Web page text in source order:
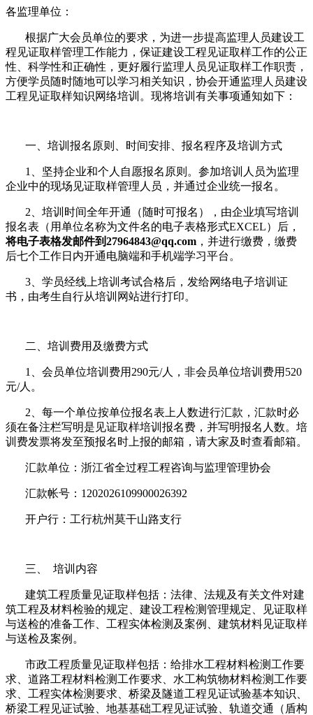
各监理单位：
根据广大会员单位的要求，为进一步提高监理人员建设工
程见证取样管理工作能力，保证建设工程见证取样工作的公正
性、科学性和正确性，更好履行监理人员见证取样工作职责，
方便学员随时随地可以学习相关知识，协会开通监理人员建设
工程见证取样知识网络培训。现将培训有关事项通知如下：
一、培训报名原则、时间安排、报名程序及培训方式
1、坚持企业和个人自愿报名原则。参加培训人员为监理
企业中的现场见证取样管理人员，并通过企业统一报名。
2、培训时间全年开通（随时可报名），由企业填写培训
报名表（用单位名称为文件名的电子表格形式EXCEL）后，
将电子表格发邮件到27964843@qq.com ，并进行缴费，缴费
后七个工作日内开通电脑端和手机端学习平台。
3、学员经线上培训考试合格后，发给网络电子培训证
书，由考生自行从培训网站进行打印。
二、培训费用及缴费方式
1、会员单位培训费用290元/人，非会员单位培训费用520
元/人。
2、每一个单位按单位报名表上人数进行汇款，汇款时必
须在备注栏写明是见证取样培训报名费，并写明报名人数。培
训费发票将发至预报名时上报的邮箱，请大家及时查看邮箱。
汇款单位：浙江省全过程工程咨询与监理管理协会
汇款帐号：1202026109900026392
开户行：工行杭州莫干山路支行
三、 培训内容
建筑工程质量见证取样包括：法律、法规及有关文件对建
筑工程及材料检验的规定、建设工程检测管理规定、见证取样
与送检的准备工作、工程实体检测及案例、建筑材料见证取样
与送检及案例。
市政工程质量见证取样包括：给排水工程材料检测工作要
求、道路工程材料检测工作要求、水工构筑物材料检测工作要
求、工程实体检测要求、桥梁及隧道工程见证试验基本知识、
桥梁工程见证试验、地基基础工程见证试验、轨道交通（盾构